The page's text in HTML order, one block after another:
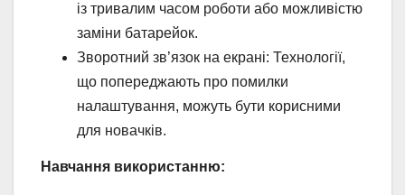
із тривалим часом роботи або можливістю
заміни батарейок.
Зворотний зв’язок на екрані: Технології,
що попереджають про помилки
налаштування, можуть бути корисними
для новачків.
Навчання використанню: